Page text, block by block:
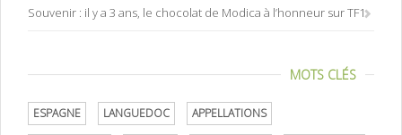
Souvenir : il y a 3 ans, le chocolat de Modica à l’honneur sur TF1
MOTS CLÉS
ESPAGNE LANGUEDOC APPELLATIONS